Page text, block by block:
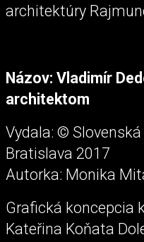
architektúry
Názov: Vladimír
architektom
Vydala: ©
Bratislava 2017
Autorka: Monika
Grafická koncepcia
Kateřina Koňata